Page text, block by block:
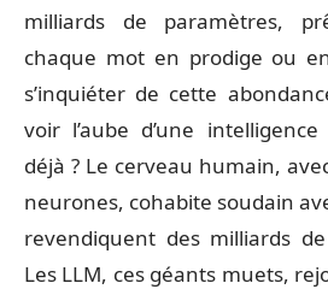
milliards de paramètres,
chaque mot en prodige ou
s’inquiéter de cette
voir l’aube d’une
déjà ? Le cerveau humain,
neurones, cohabite soudain
revendiquent des milliards
Les LLM, ces géants muets,